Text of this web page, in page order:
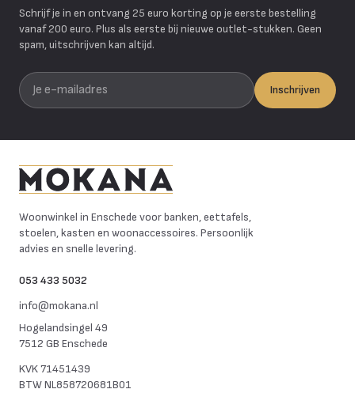
Schrijf je in en ontvang 25 euro korting op je eerste bestelling
vanaf 200 euro. Plus als eerste bij nieuwe outlet-stukken. Geen
spam, uitschrijven kan altijd.
Je e-mailadres
Inschrijven
Woonwinkel in Enschede voor banken, eettafels,
stoelen, kasten en woonaccessoires. Persoonlijk
advies en snelle levering.
053 433 5032
info@mokana.nl
Hogelandsingel 49
7512 GB Enschede
KVK71451439
BTWNL858720681B01